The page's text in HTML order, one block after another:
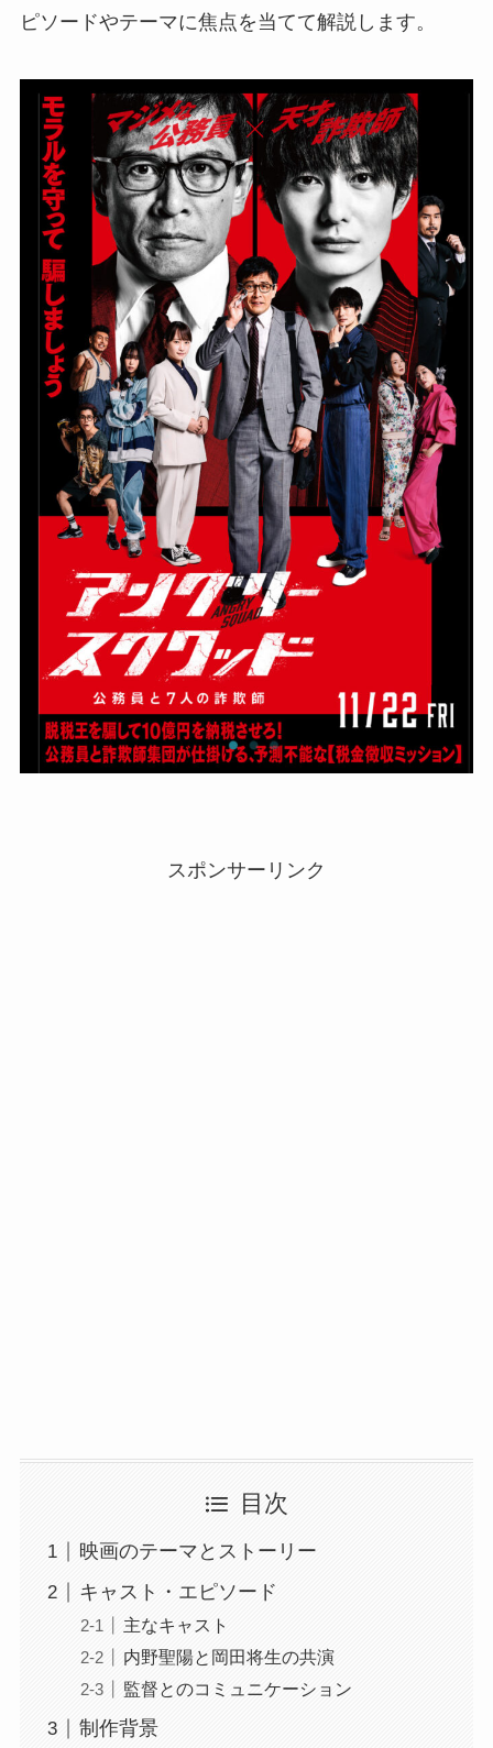
ピソードやテーマに焦点を当てて解説します。
スポンサーリンク
目次
映画のテーマとストーリー
キャスト・エピソード
主なキャスト
内野聖陽と岡田将生の共演
監督とのコミュニケーション
制作背景